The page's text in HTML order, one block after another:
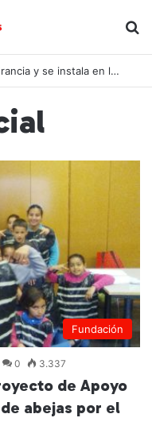
::Balonmano – España derriba a Francia y se instala en las semifinales del Europeo juvenil
Fundación
0 3.337
de Apoyo
abejas por el